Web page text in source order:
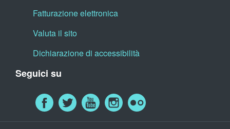
Fatturazione elettronica
Valuta il sito
Dichiarazione di accessibilità
Seguici su